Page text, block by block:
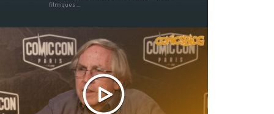
filmiques ...